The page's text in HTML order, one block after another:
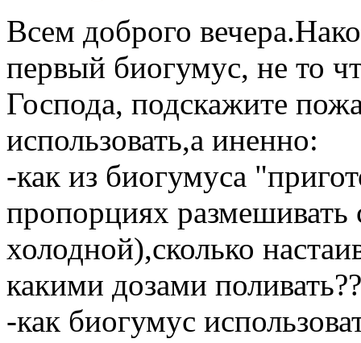
Всем доброго
первый биогумус, не то
Господа, подскажите
использовать,а иненно:
-как из биогумуса
пропорциях размешивать
холодной),сколько
какими дозами
-как биогумус